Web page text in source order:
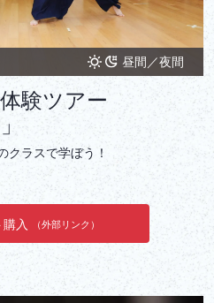
昼間／夜間
験ツアー
クラスで学ぼう！
入 （外部リンク）